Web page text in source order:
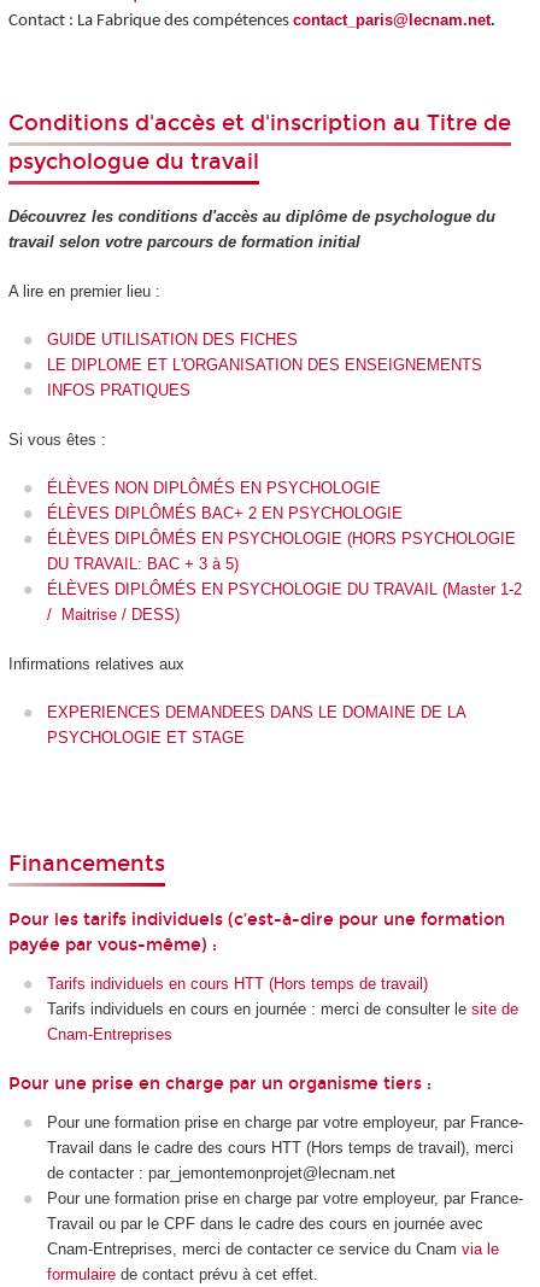
Contact : La Fabrique des compétences contact_paris@lecnam.net.
Conditions d'accès et d'inscription au Titre de
psychologue du travail
Découvrez les conditions d'accès au diplôme de psychologue du
travail selon votre parcours de formation initial
A lire en premier lieu :
GUIDE UTILISATION DES FICHES
LE DIPLOME ET L'ORGANISATION DES ENSEIGNEMENTS
INFOS PRATIQUES
Si vous êtes :
ÉLÈVES NON DIPLÔMÉS EN PSYCHOLOGIE
ÉLÈVES DIPLÔMÉS BAC+ 2 EN PSYCHOLOGIE
ÉLÈVES DIPLÔMÉS EN PSYCHOLOGIE (HORS PSYCHOLOGIE
DU TRAVAIL: BAC + 3 à 5)
ÉLÈVES DIPLÔMÉS EN PSYCHOLOGIE DU TRAVAIL (Master 1-2
/ Maitrise / DESS)
Infirmations relatives aux
EXPERIENCES DEMANDEES DANS LE DOMAINE DE LA
PSYCHOLOGIE ET STAGE
Financements
Pour les tarifs individuels (c’est-à-dire pour une formation
payée par vous-même) :
Tarifs individuels en cours HTT (Hors temps de travail)
Tarifs individuels en cours en journée : merci de consulter le site de
Cnam-Entreprises
Pour une prise en charge par un organisme tiers :
Pour une formation prise en charge par votre employeur, par France-
Travail dans le cadre des cours HTT (Hors temps de travail), merci
de contacter : par_jemontemonprojet@lecnam.net
Pour une formation prise en charge par votre employeur, par France-
Travail ou par le CPF dans le cadre des cours en journée avec
Cnam-Entreprises, merci de contacter ce service du Cnam via le
formulaire de contact prévu à cet effet.